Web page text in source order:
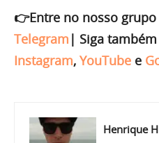
👉Entre no nosso
Telegram | Siga
Instagram, YouTube e
Henrique